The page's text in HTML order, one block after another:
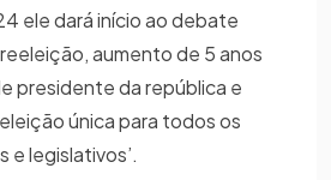
ele dará início ao debate
aumento de 5 anos
presidente da república e
única para todos os
e legislativos’.